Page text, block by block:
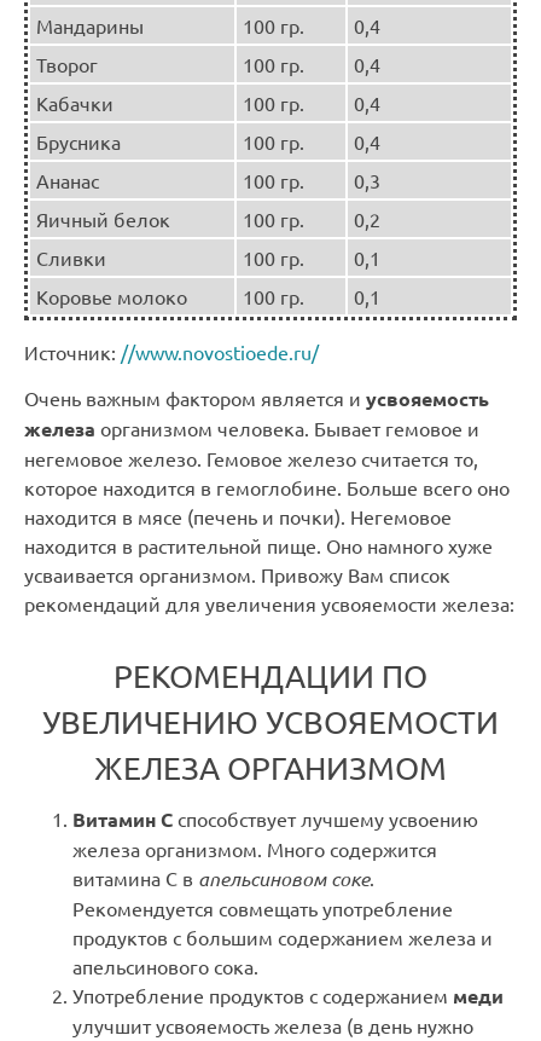
Мандарины
100 гр.
0,4
Творог
100 гр.
0,4
Кабачки
100 гр.
0,4
Брусника
100 гр.
0,4
Ананас
100 гр.
0,3
Яичный белок
100 гр.
0,2
Сливки
100 гр.
0,1
Коровье молоко
100 гр. 0,1
Источник: //www.novostioede.ru/
Очень важным фактором является и усвояемость
железа организмом человека. Бывает гемовое и
негемовое железо. Гемовое железо считается то,
которое находится в гемоглобине. Больше всего оно
находится в мясе (печень и почки). Негемовое
находится в растительной пище. Оно намного хуже
усваивается организмом. Привожу Вам список
рекомендаций для увеличения усвояемости железа:
РЕКОМЕНДАЦИИ ПО
УВЕЛИЧЕНИЮ УСВОЯЕМОСТИ
ЖЕЛЕЗА ОРГАНИЗМОМ
Витамин С способствует лучшему усвоению
железа организмом. Много содержится
витамина С в апельсиновом соке.
Рекомендуется совмещать употребление
продуктов с большим содержанием железа и
апельсинового сока.
Употребление продуктов с содержанием меди
улучшит усвояемость железа (в день нужно